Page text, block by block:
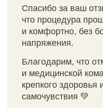
Спасибо за ваш
что процедура
и комфортно, без
напряжения.
Благодарим, что
и медицинской
крепкого здоровья
самочувствия 💚